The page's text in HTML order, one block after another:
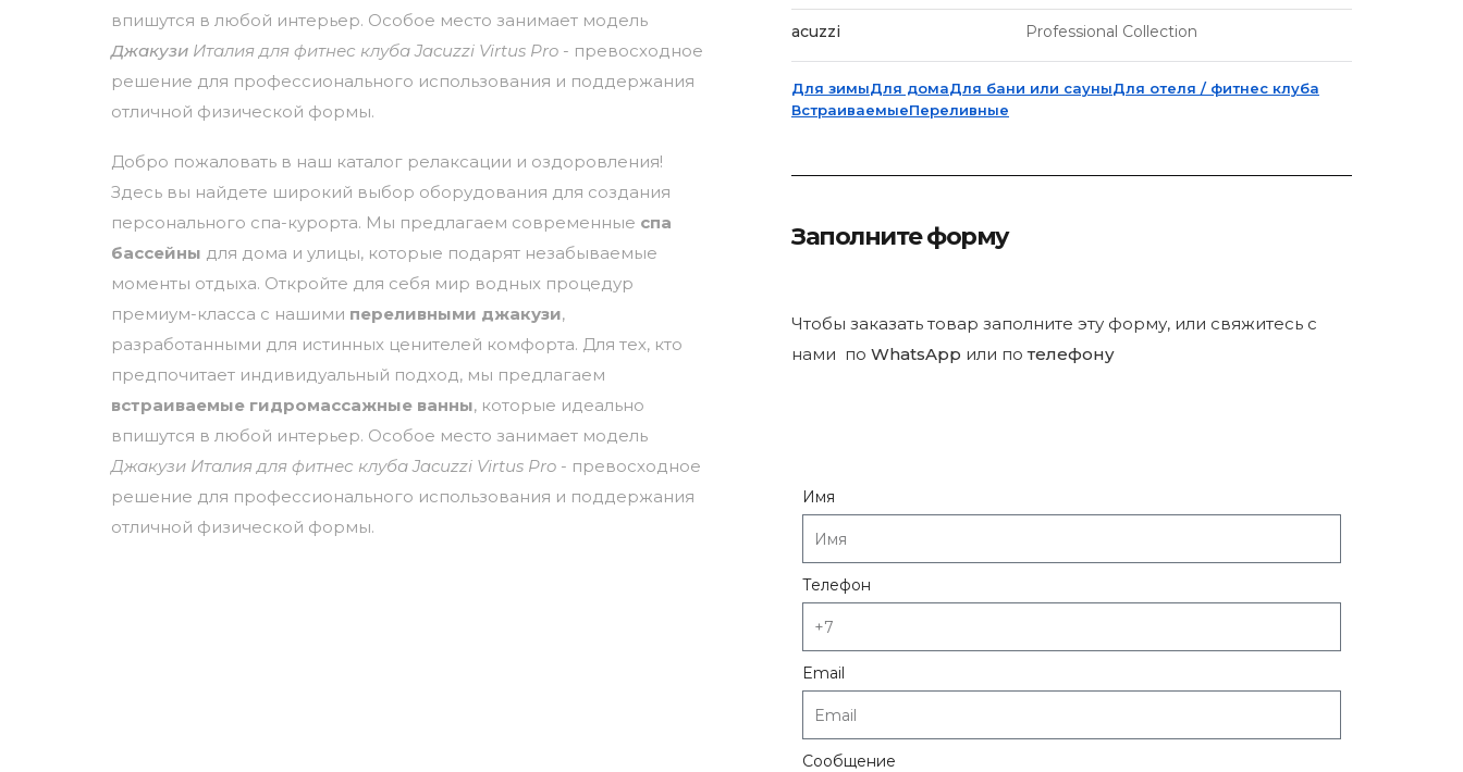
впишутся в любой интерьер. Особое место занимает модель
Джакузи Италия для фитнес клуба Jacuzzi Virtus Pro - превосходное
решение для профессионального использования и поддержания
отличной физической формы.
Добро пожаловать в наш каталог релаксации и оздоровления!
Здесь вы найдете широкий выбор оборудования для создания
персонального спа-курорта. Мы предлагаем современные спа
бассейны для дома и улицы, которые подарят незабываемые
моменты отдыха. Откройте для себя мир водных процедур
премиум-класса с нашими переливными джакузи,
разработанными для истинных ценителей комфорта. Для тех, кто
предпочитает индивидуальный подход, мы предлагаем
встраиваемые гидромассажные ванны, которые идеально
впишутся в любой интерьер. Особое место занимает модель
Джакузи Италия для фитнес клуба Jacuzzi Virtus Pro - превосходное
решение для профессионального использования и поддержания
отличной физической формы.
acuzzi Professional Collection
Для зимыДля домаДля бани или сауныДля отеля / фитнес клуба
ВстраиваемыеПереливные
Заполните форму
Чтобы заказать товар заполните эту форму, или свяжитесь с
нами по WhatsApp или потелефону
Имя
Телефон
Email
Сообщение